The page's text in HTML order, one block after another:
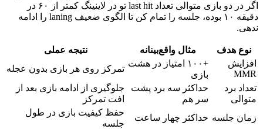
اگر در دو بازی متوالی تعداد last hit تو در لاینینگ کمتر از ۶۰ در
دقیقه ۱۰ بوده، جلسه را تمام کن تا الگوی ضعیف laning را ادامه
ندهی.
نوع هدف مثال واقع‌بینانه
نتیجه عملی
افزایش
MMR
+۱۰۰ امتیاز در هشت
بازی
تمرکز روی هر بازی بدون عجله
تعداد برد
متوالی
حداکثر سه برد پشت
سر هم
جلوگیری از ادامه بازی بعد از
افت تمرکز
زمان جلسه حداکثر چهار ساعت
حفظ کیفیت بازی در طول
جلسه